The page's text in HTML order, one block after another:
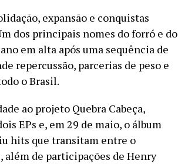
expansão e conquistas
dos principais nomes do forró e do
em alta após uma sequência de
repercussão, parcerias de peso e
o Brasil.
ao projeto Quebra Cabeça,
EPs e, em 29 de maio, o álbum
hits que transitam entre o
de participações de Henry